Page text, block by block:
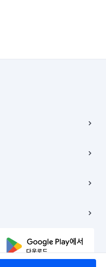
중학동, 트윈트리빌딩) B동 5층
로 24, 7층, 8층 미소
거래당사자에게 있습니다.
Reserved.